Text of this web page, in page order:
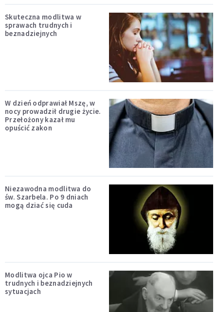
Skuteczna modlitwa w
sprawach trudnych i
beznadziejnych
W dzień odprawiał Mszę, w
nocy prowadził drugie życie.
Przełożony kazał mu
opuścić zakon
Niezawodna modlitwa do
św. Szarbela. Po 9 dniach
mogą dziać się cuda
Modlitwa ojca Pio w
trudnych i beznadziejnych
sytuacjach